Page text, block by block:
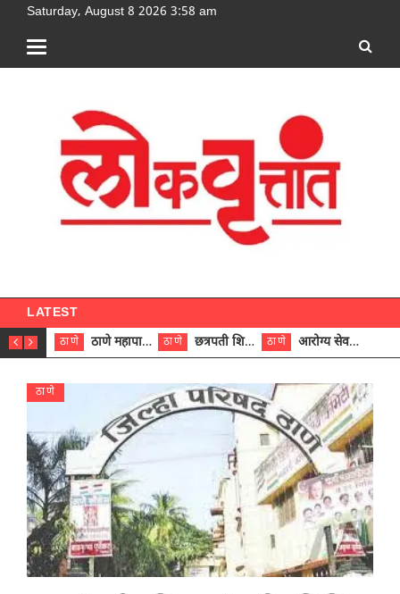
Saturday, August 8 2026 3:58 am
LATEST
ठाणे ठाणे महापालिकेच्या नऊ प्रभाग समित्यांवर अध्यक्ष विराजमान ठाणे छत्रपती शिवाजी महाराज रुग्णालयात दुर्मिळ ट्युमरची यशस्वी शस्त्रक्रिया ठाणे आरोग्य सेवक (पुरुष) पदावरून ११ कर्मचाऱ्यांना आरोग्य सहाय्यक (पुरुष) पदावर पदोन्नती; मुख्य कार्यकारी अधिकारी रणजित यादव यांच्या हस्ते आदेश वितरण
ठाणे